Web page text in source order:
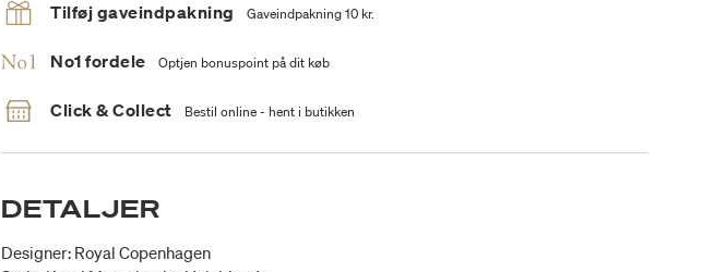
Tilføj gaveindpakning Gaveindpakning 10 kr.
No1 fordele Optjen bonuspoint på dit køb
Click & Collect Bestil online - hent i butikken
DETALJER
Designer: Royal Copenhagen